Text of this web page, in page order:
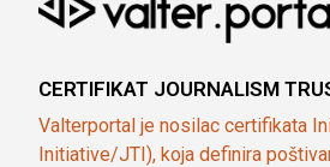
CERTIFIKAT JOURNALISM
Valterportal je nosilac certifikata
Initiative/JTI), koja definira